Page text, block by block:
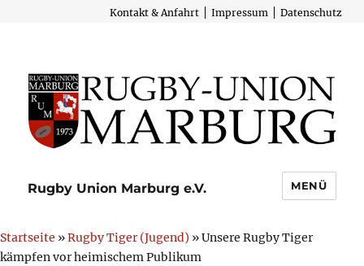
Kontakt & Anfahrt Impressum Datenschutz
Rugby Union Marburg e.V. MENÜ
Startseite »Rugby Tiger (Jugend) » Unsere Rugby Tiger
kämpfen vor heimischem Publikum